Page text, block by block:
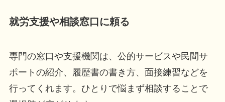
就労支援や相談窓口に頼る
専門の窓口や支援機関は、公的サービスや民間サ
ポートの紹介、履歴書の書き方、面接練習などを
行ってくれます。ひとりで悩まず相談することで